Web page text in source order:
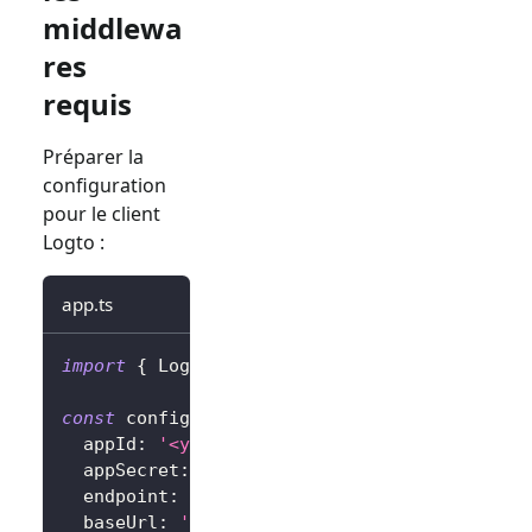
middlewa
res
requis
Préparer la
configuration
pour le client
Logto :
app.ts
import { LogtoExpressConfig
const config
  appId
: '<your-application-id>'
  appSecret
:
  endpoint
:
  baseUrl
: '<your-express-app-base-url>'